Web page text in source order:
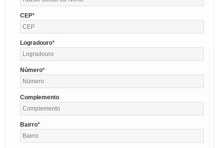
CEP
Logradouro
Número
Complemento
Bairro